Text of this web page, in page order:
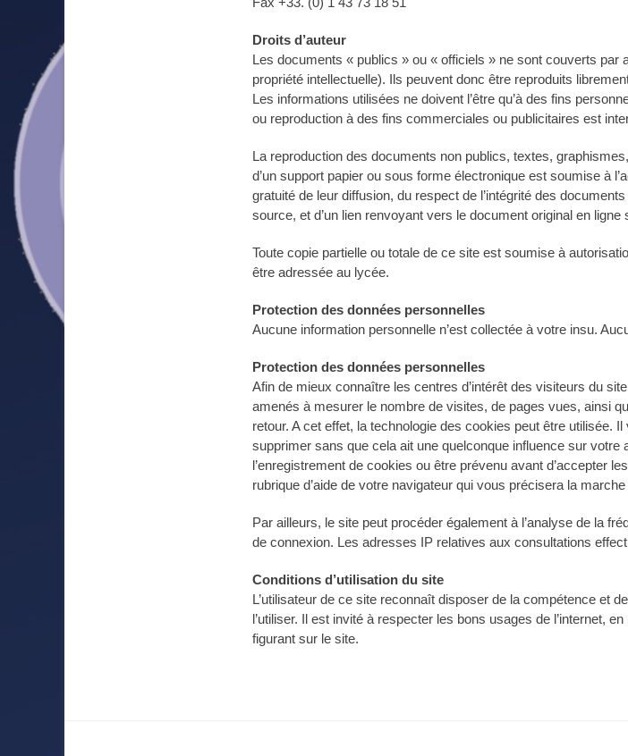
Droits d’auteur
Les documents « publics » ou « officiels » ne sont couverts par
propriété intellectuelle). Ils peuvent donc être reproduits
Les informations utilisées ne doivent l’être qu’à des fins
ou reproduction à des fins commerciales ou publicitaires est
La reproduction des documents non publics, textes,
d’un support papier ou sous forme électronique est soumise à
gratuité de leur diffusion, du respect de l’intégrité des
source, et d’un lien renvoyant vers le document original en ligne
Toute copie partielle ou totale de ce site est soumise à
être adressée au lycée.
Protection des données personnelles
Aucune information personnelle n’est collectée à votre insu.
Protection des données personnelles
Afin de mieux connaître les centres d’intérêt des visiteurs du
amenés à mesurer le nombre de visites, de pages vues, ainsi
retour. A cet effet, la technologie des cookies peut être utilisée.
supprimer sans que cela ait une quelconque influence sur
l’enregistrement de cookies ou être prévenu avant d’accepter
rubrique d’aide de votre navigateur qui vous précisera la
Par ailleurs, le site peut procéder également à l’analyse de la
de connexion. Les adresses IP relatives aux consultations
Conditions d’utilisation du site
L’utilisateur de ce site reconnaît disposer de la compétence et
l’utiliser. Il est invité à respecter les bons usages de l’internet,
figurant sur le site.